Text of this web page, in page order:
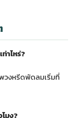
าไหร่?
วงหรีดพัดลมเริ่มที่
มง?